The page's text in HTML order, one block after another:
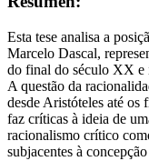
Esta tese analisa a
Marcelo Dascal,
do final do século XX e
A questão da
desde Aristóteles até os
faz críticas à ideia de
racionalismo crítico
subjacentes à